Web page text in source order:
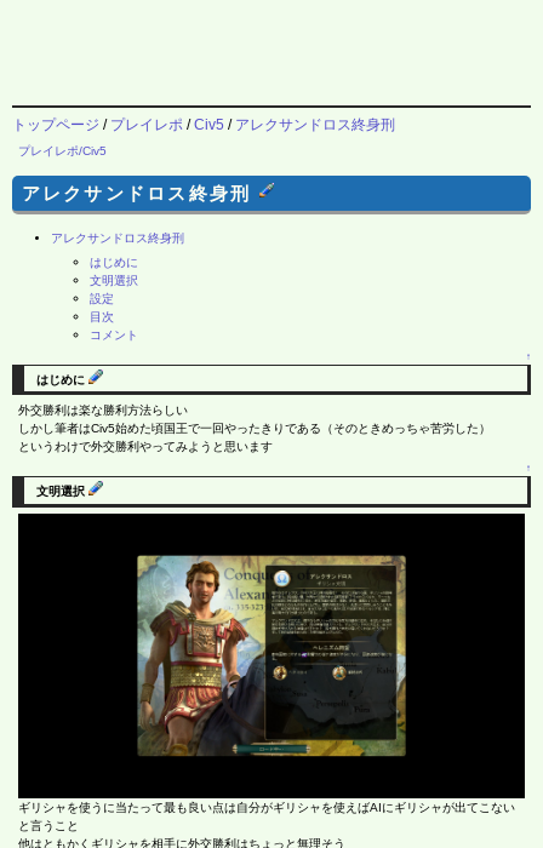
トップページ / プレイレポ /Civ5 / アレクサンドロス終身刑
プレイレポ/Civ5
アレクサンドロス終身刑
アレクサンドロス終身刑
はじめに
文明選択
設定
目次
コメント
↑
はじめに
外交勝利は楽な勝利方法らしい
しかし筆者はCiv5始めた頃国王で一回やったきりである（そのときめっちゃ苦労した）
というわけで外交勝利やってみようと思います
↑
文明選択
ギリシャを使うに当たって最も良い点は自分がギリシャを使えばAIにギリシャが出てこない
と言うこと
他はともかくギリシャを相手に外交勝利はちょっと無理そう